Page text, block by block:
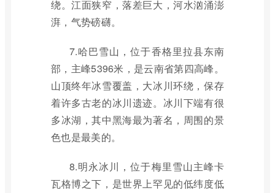
绕。江面狭窄，落差巨大，河水汹涌澎
湃，气势磅礴。
7.哈巴雪山，位于香格里拉县东南
部，主峰5396米，是云南省第四高峰。
山顶终年冰雪覆盖，大冰川环绕，保存
着许多古老的冰川遗迹。冰川下端有很
多冰湖，其中黑海最为著名，周围的景
色也是最美的。
8.明永冰川，位于梅里雪山主峰卡
瓦格博之下，是世界上罕见的低纬度低